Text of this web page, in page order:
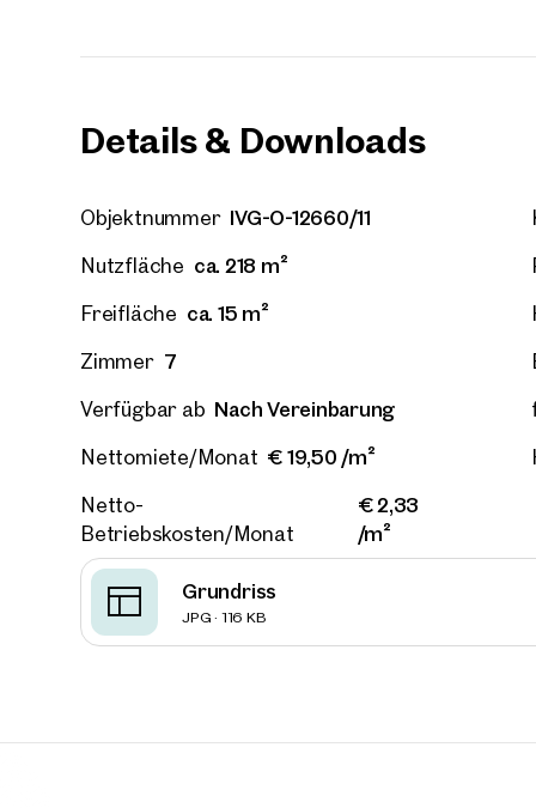
Details & Downloads
Objektnummer IVG-O-12660/11
Nutzfläche ca. 218 m²
Freifläche ca. 15 m²
Zimmer 7
Verfügbar ab Nach Vereinbarung
Nettomiete/Monat € 19,50 /m²
Netto-
Betriebskosten/Monat
€ 2,33
/m²
Grundriss
JPG · 116 KB
E-